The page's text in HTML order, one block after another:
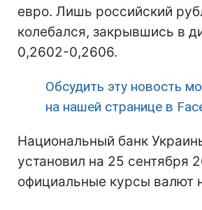
евро. Лишь российский
колебался, закрывшись в
0,2602-0,2606.
Обсудить эту новость
на нашей странице в
Национальный банк
установил на 25 сентября
официальные курсы валют